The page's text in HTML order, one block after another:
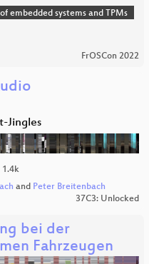
embedded systems and TPMs
FrOSCon 2022
Jingles
1.4k
and Peter Breitenbach
37C3: Unlocked
bei der
Fahrzeugen